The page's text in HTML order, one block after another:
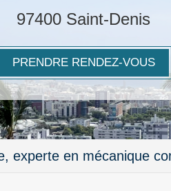
97400 Saint-Denis
PRENDRE RENDEZ-VOUS
experte en mécanique